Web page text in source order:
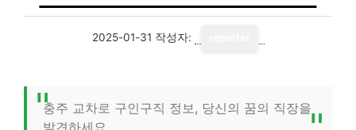
2025-01-31 작성자:
충주 교차로 구인구직 정보, 당신의 꿈의 직장을
발견하세요